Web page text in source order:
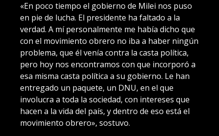
«En poco tiempo el gobierno de Milei nos puso
en pie de lucha. El presidente ha faltado a la
verdad. A mí personalmente me había dicho que
con el movimiento obrero no iba a haber ningún
problema, que él venía contra la casta política,
pero hoy nos encontramos con que incorporó a
esa misma casta política a su gobierno. Le han
entregado un paquete, un DNU, en el que
involucra a toda la sociedad, con intereses que
hacen a la vida del país, y dentro de eso está el
movimiento obrero», sostuvo.